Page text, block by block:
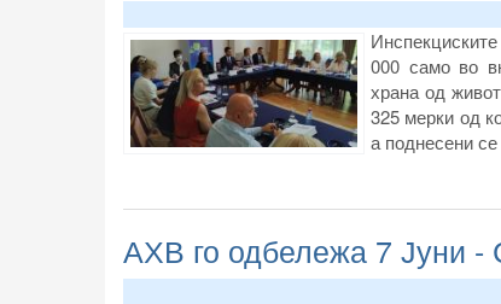
000 само во
храна од
325 мерки од
а поднесени
АХВ го одбележа 7 Јуни -